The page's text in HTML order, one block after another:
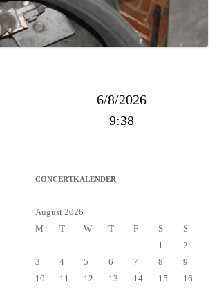
2013
6/8/2026
9:38
CONCERTKALENDER
August 2026
M
T W T F S
S
1
2
3
4 5 6 7 8
9
10
11 12 13 14 15
16